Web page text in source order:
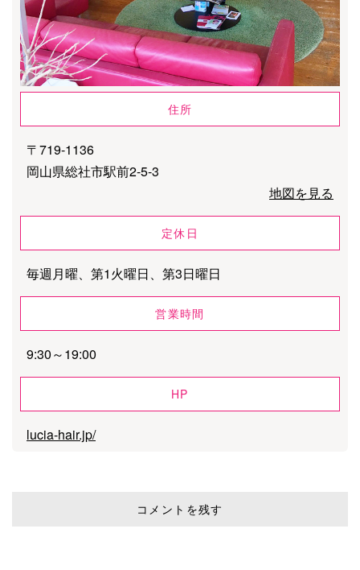
住所
〒719-1136
岡山県総社市駅前2-5-3
地図を見る
定休日
毎週月曜、第1火曜日、第3日曜日
営業時間
9:30～19:00
HP
lucia-hair.jp/
コメントを残す